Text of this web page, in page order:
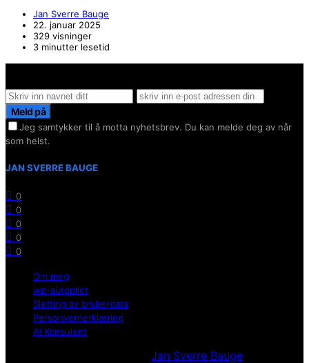
Jan Sverre Bauge
22. januar 2025
329 visninger
3 minutter lesetid
Meld på
Jeg samtykker til å motta nyhetsbrev. Du kan melde deg av når
som helst.
JAN SVERRE BAUGE
0
0
0
0
0
Om meg
wp-autopilot
Sletting av brukerdata
Personvernerklæring
AI Konsulent
Jan Sverre Bauge